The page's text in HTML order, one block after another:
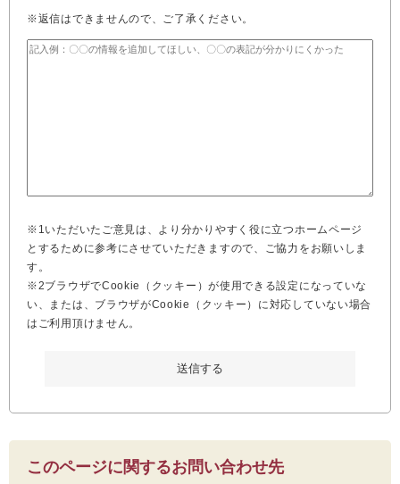
※返信はできませんので、ご了承ください。
※1いただいたご意見は、より分かりやすく役に立つホームページ
とするために参考にさせていただきますので、ご協力をお願いしま
す。
※2ブラウザでCookie（クッキー）が使用できる設定になっていな
い、または、ブラウザがCookie（クッキー）に対応していない場合
はご利用頂けません。
このページに関するお問い合わせ先